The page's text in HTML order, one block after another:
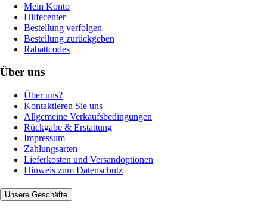
Mein Konto
Hilfecenter
Bestellung verfolgen
Bestellung zurückgeben
Rabattcodes
Über uns
Über uns?
Kontaktieren Sie uns
Allgemeine Verkaufsbedingungen
Rückgabe & Erstattung
Impressum
Zahlungsarten
Lieferkosten und Versandoptionen
Hinweis zum Datenschutz
Unsere Geschäfte